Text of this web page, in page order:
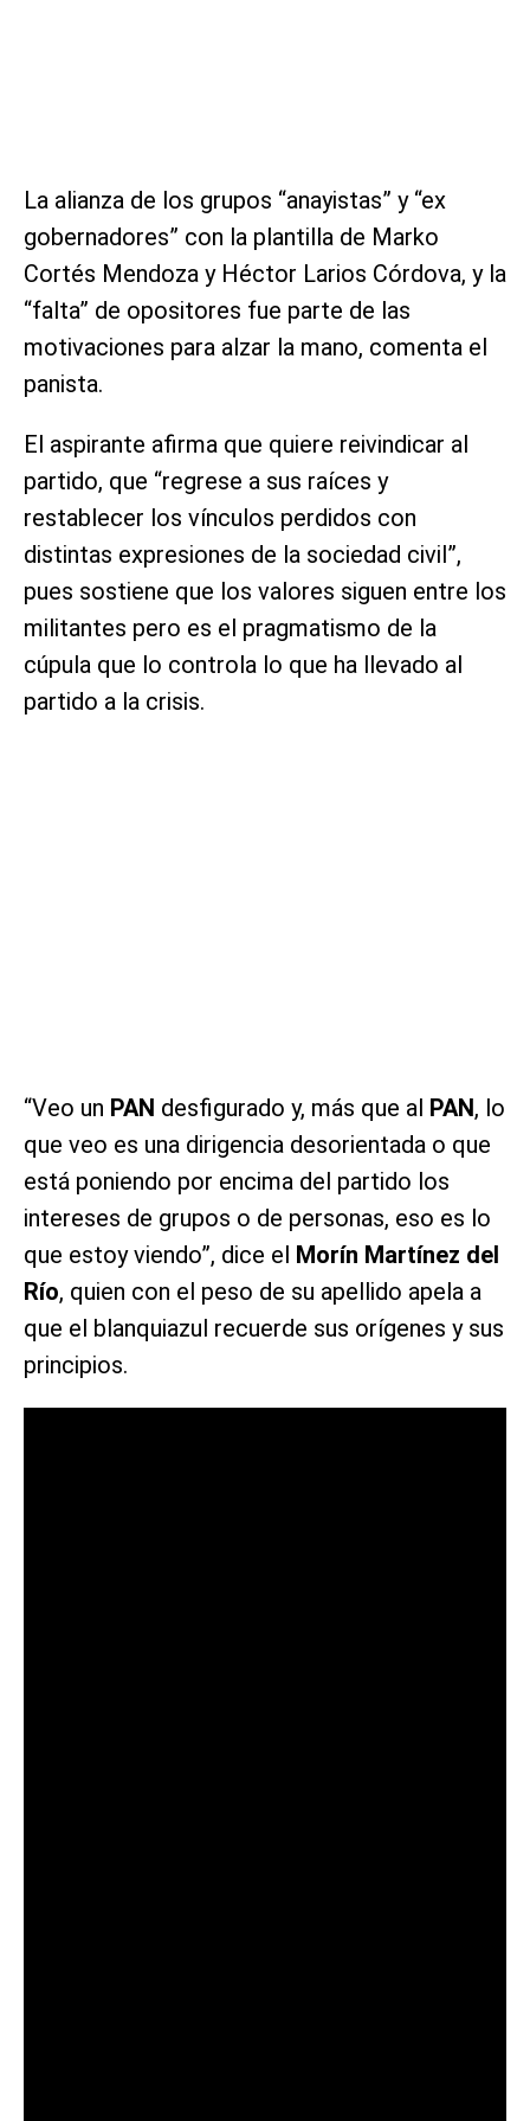
La alianza de los grupos “anayistas” y “ex
gobernadores” con la plantilla de Marko
Cortés Mendoza y Héctor Larios Córdova, y la
“falta” de opositores fue parte de las
motivaciones para alzar la mano, comenta el
panista.
El aspirante afirma que quiere reivindicar al
partido, que “regrese a sus raíces y
restablecer los vínculos perdidos con
distintas expresiones de la sociedad civil”,
pues sostiene que los valores siguen entre los
militantes pero es el pragmatismo de la
cúpula que lo controla lo que ha llevado al
partido a la crisis.
“Veo un PAN desfigurado y, más que al PAN , lo
que veo es una dirigencia desorientada o que
está poniendo por encima del partido los
intereses de grupos o de personas, eso es lo
que estoy viendo”, dice el Morín Martínez del
Río, quien con el peso de su apellido apela a
que el blanquiazul recuerde sus orígenes y sus
principios.